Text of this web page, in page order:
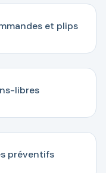
et plips
libres
préventifs